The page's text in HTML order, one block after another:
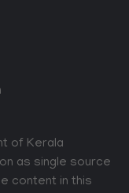
of Kerala
as single source
content in this